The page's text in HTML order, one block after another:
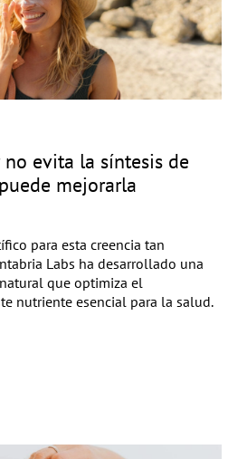
evita la síntesis de
mejorarla
para esta creencia tan
Labs ha desarrollado una
que optimiza el
nutriente esencial para la salud.